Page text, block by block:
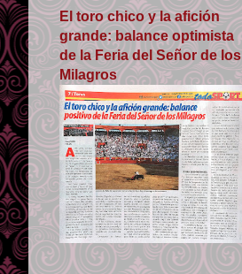
El toro chico y la afición
grande: balance optimista
de la Feria del Señor de los
Milagros